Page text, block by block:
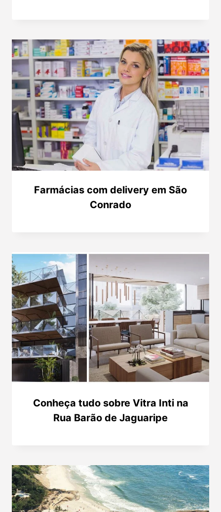
Farmácias com delivery em São
Conrado
Conheça tudo sobre Vitra Inti na
Rua Barão de Jaguaripe